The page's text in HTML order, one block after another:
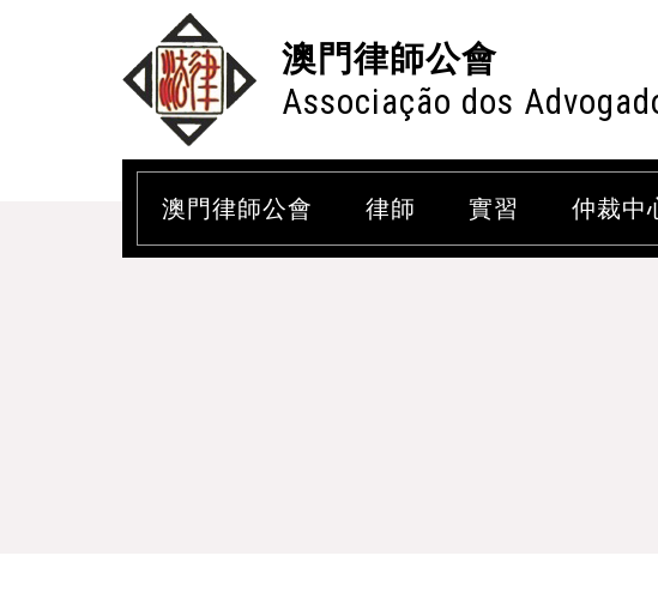
澳門律師公會
Associação dos
澳門律師公會 律師 實習 仲裁中